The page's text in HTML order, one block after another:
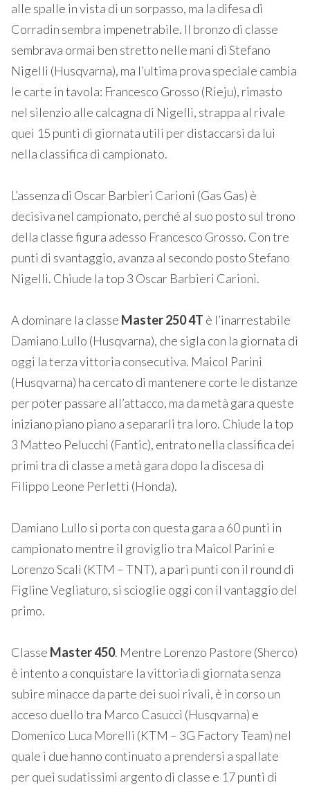
alle spalle in vista di un sorpasso, ma la difesa di
Corradin sembra impenetrabile. Il bronzo di classe
sembrava ormai ben stretto nelle mani di Stefano
Nigelli (Husqvarna), ma l’ultima prova speciale cambia
le carte in tavola: Francesco Grosso (Rieju), rimasto
nel silenzio alle calcagna di Nigelli, strappa al rivale
quei 15 punti di giornata utili per distaccarsi da lui
nella classifica di campionato.
L’assenza di Oscar Barbieri Carioni (Gas Gas) è
decisiva nel campionato, perché al suo posto sul trono
della classe figura adesso Francesco Grosso. Con tre
punti di svantaggio, avanza al secondo posto Stefano
Nigelli. Chiude la top 3 Oscar Barbieri Carioni.
A dominare la classe Master 250 4T è l’inarrestabile
Damiano Lullo (Husqvarna), che sigla con la giornata di
oggi la terza vittoria consecutiva. Maicol Parini
(Husqvarna) ha cercato di mantenere corte le distanze
per poter passare all’attacco, ma da metà gara queste
iniziano piano piano a separarli tra loro. Chiude la top
3 Matteo Pelucchi (Fantic), entrato nella classifica dei
primi tra di classe a metà gara dopo la discesa di
Filippo Leone Perletti (Honda).
Damiano Lullo si porta con questa gara a 60 punti in
campionato mentre il groviglio tra Maicol Parini e
Lorenzo Scali (KTM – TNT), a pari punti con il round di
Figline Vegliaturo, si scioglie oggi con il vantaggio del
primo.
Classe Master 450. Mentre Lorenzo Pastore (Sherco)
è intento a conquistare la vittoria di giornata senza
subire minacce da parte dei suoi rivali, è in corso un
acceso duello tra Marco Casucci (Husqvarna) e
Domenico Luca Morelli (KTM – 3G Factory Team) nel
quale i due hanno continuato a prendersi a spallate
per quei sudatissimi argento di classe e 17 punti di